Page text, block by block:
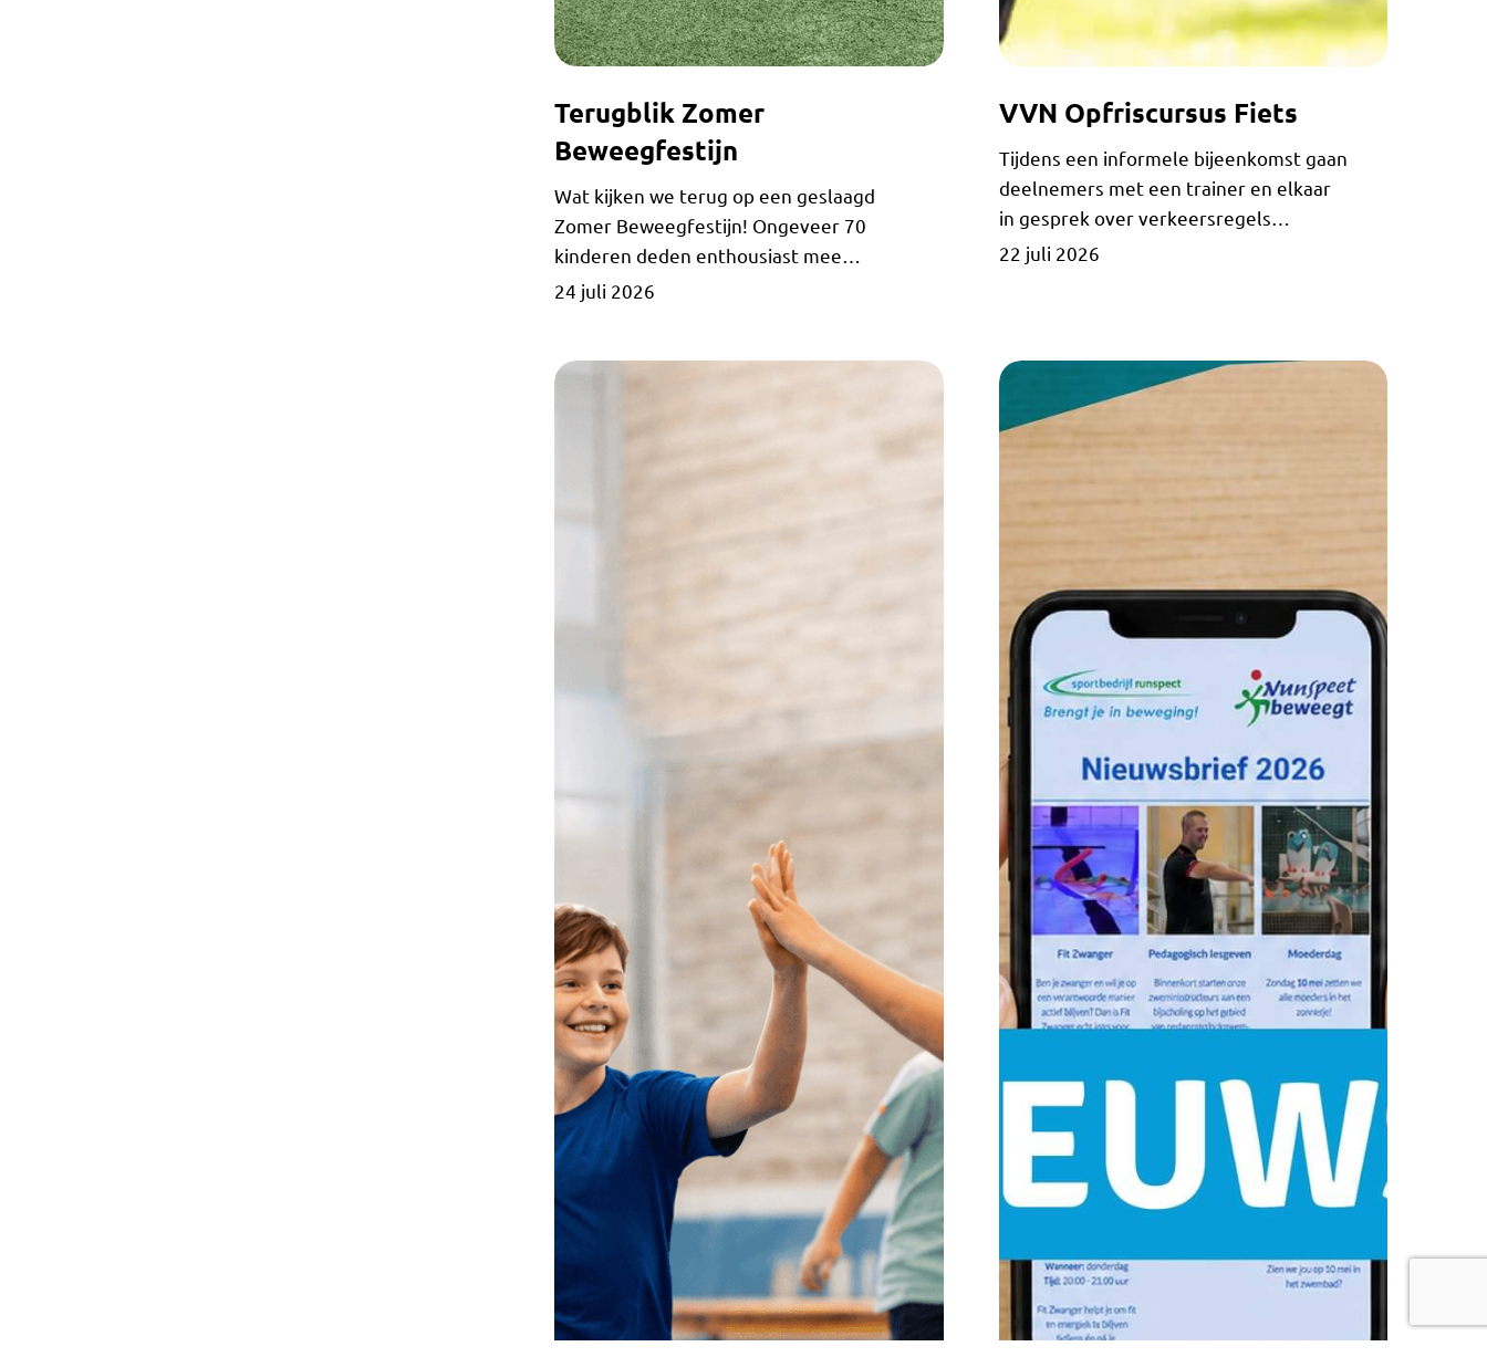
Zomer
Beweegfestijn
Terugblik Zomer
Beweegfestijn
Wat kijken we terug op een geslaagd
Zomer Beweegfestijn! Ongeveer 70
kinderen deden enthousiast mee…
24 juli 2026
Opfriscursus
VVN Opfriscursus Fiets
Tijdens een informele bijeenkomst gaan
deelnemers met een trainer en elkaar
in gesprek over verkeersregels…
22 juli 2026
Jeugd-
Cultuur
Nieuwsbrief
2026